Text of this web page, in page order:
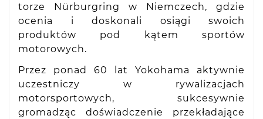
torze Nürburgring w Niemczech, gdzie
ocenia i doskonali osiągi swoich
produktów pod kątem sportów
motorowych.
Przez ponad 60 lat Yokohama aktywnie
uczestniczy w rywalizacjach
motorsportowych, sukcesywnie
gromadząc doświadczenie przekładające